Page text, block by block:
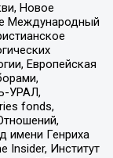
Новое
Международный
Европейская
УРАЛ,
fonds,
Генриха
Insider, Институт